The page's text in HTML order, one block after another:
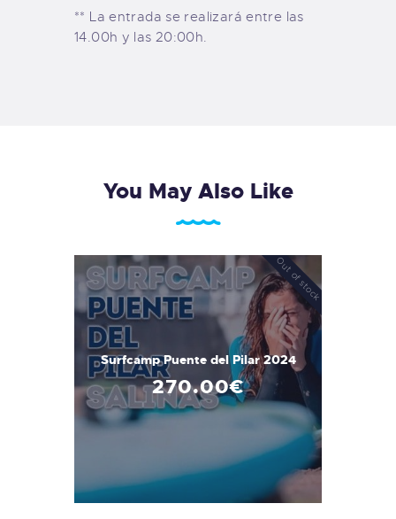
** La entrada se realizará entre las
14.00h y las 20:00h.
You May Also Like
Out of stock
Surfcamp Puente del Pilar 2024
270.00€